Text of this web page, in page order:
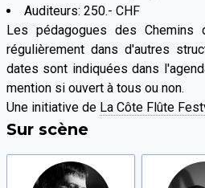
Auditeurs: 250.- CHF
Les pédagogues des Chemins
régulièrement dans d'autres
dates sont indiquées dans
mention si ouvert à tous ou non.
Une initiative de La Côte Flûte
Sur scène